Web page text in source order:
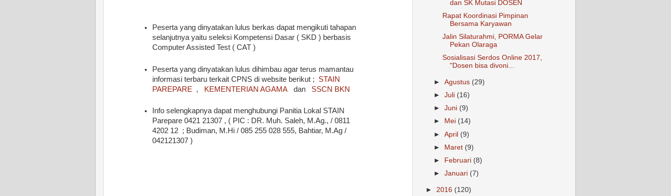
Peserta yang dinyatakan lulus berkas dapat mengikuti tahapan
selanjutnya yaitu seleksi Kompetensi Dasar ( SKD ) berbasis
Computer Assisted Test ( CAT )
Peserta yang dinyatakan lulus dihimbau agar terus mamantau
informasi terbaru terkait CPNS di website berikut ; STAIN
PAREPARE
, KEMENTERIAN AGAMA dan SSCN BKN
Info selengkapnya dapat menghubungi Panitia Lokal STAIN
Parepare 0421 21307 , ( PIC : DR. Muh. Saleh, M.Ag., / 0811
4202 12 ; Budiman, M.Hi / 085 255 028 555, Bahtiar, M.Ag /
042121307 )
dan SK Mutasi DOSEN
Rapat Koordinasi Pimpinan
Bersama Karyawan
Jalin Silaturahmi, PORMA Gelar
Pekan Olaraga
Sosialisasi Serdos Online 2017,
"Dosen bisa divoni...
►Agustus (29)
►Juli (16)
►Juni (9)
►
Mei (14)
►April (9)
► Maret (9)
►
Februari (8)
►Januari (7)
► 2016 (120)